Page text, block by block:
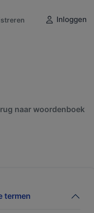
Inloggen
naar woordenboek
termen